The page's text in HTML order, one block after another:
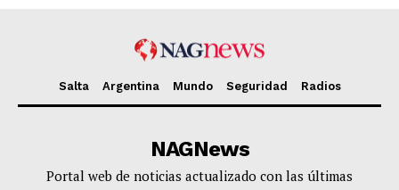
Salta Argentina Mundo Seguridad Radios
NAGNews
Portal web de noticias actualizado con las últimas